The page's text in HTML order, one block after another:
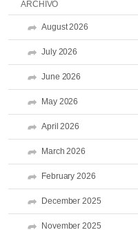
ARCHIVO
August 2026
July 2026
June 2026
May 2026
April 2026
March 2026
February 2026
December 2025
November 2025